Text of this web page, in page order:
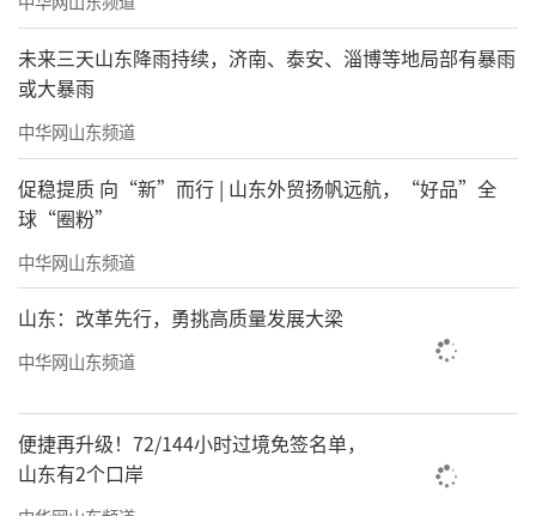
未来三天山东降雨持续，济南、泰安、淄博等地局部有暴雨
或大暴雨
中华网山东频道
促稳提质 向“新”而行 | 山东外贸扬帆远航，“好品”全
球“圈粉”
中华网山东频道
山东：改革先行，勇挑高质量发展大梁
中华网山东频道
便捷再升级！72/144小时过境免签名单，
山东有2个口岸